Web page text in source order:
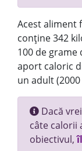
Acest aliment
conține 342
100 de grame
aport caloric
un adult (2000
Dacă
câte calorii
obiectivul,